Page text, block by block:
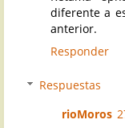
diferente a
anterior.
Responder
Respuestas
rioMoros